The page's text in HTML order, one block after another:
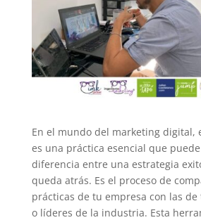
En el mundo del marketing digital,
es una práctica esencial que
diferencia entre una estrategia
queda atrás. Es el proceso de
prácticas de tu empresa con las
o líderes de la industria. Esta